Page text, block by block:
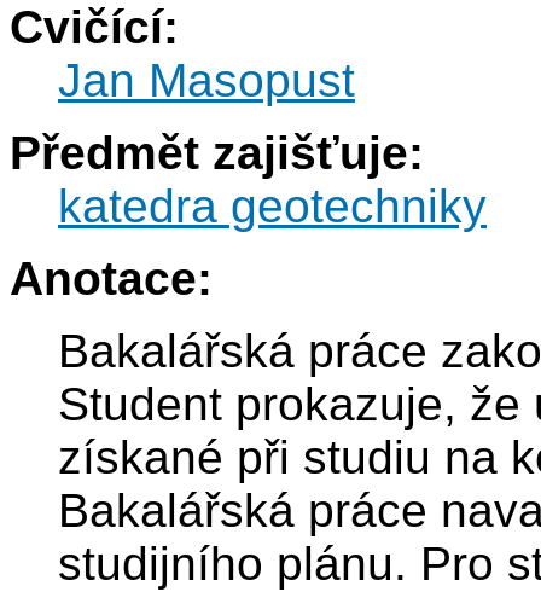
Cvičící:
Jan Masopust
Předmět zajišťuje:
katedra geotechniky
Anotace:
Bakalářská práce
Student prokazuje,
získané při studiu na
Bakalářská práce
studijního plánu. Pro